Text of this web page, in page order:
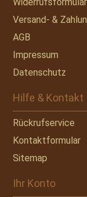
Versand- &
AGB
Impressum
Datenschutz
Hilfe & Kontakt
Rückrufservice
Kontaktformular
Sitemap
Ihr Konto